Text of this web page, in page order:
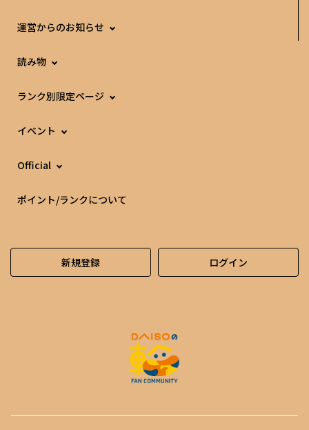
運営からのお知らせ
読み物
ランク別限定ページ
イベント
Official
ポイント/ランクについて
新規登録 ログイン